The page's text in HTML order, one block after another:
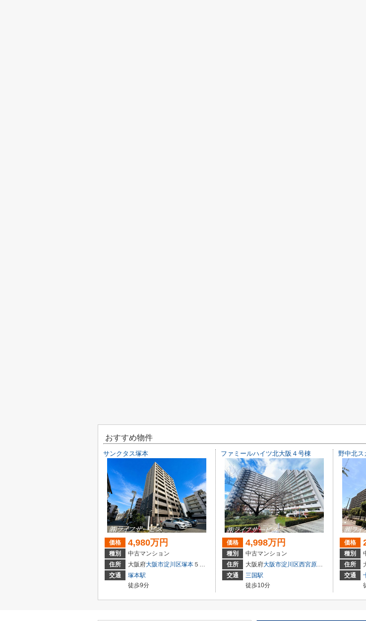
おすすめ物件
サンクタス塚本
価格 4,980万円
種別
中古マンション
住所
大阪府大阪市淀川区塚本 ５丁目3-22
交通
塚本駅
徒歩9分
ファミールハイツ北大阪４号棟
価格 4,998万円
種別
中古マンション
住所
大阪府大阪市淀川区西宮原３丁目3-4
交通
三国駅
徒歩10分
野中北ス
価格
種別
住所
交通